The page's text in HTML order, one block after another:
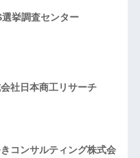
挙調査センター
社日本商工リサーチ
コンサルティング株式会